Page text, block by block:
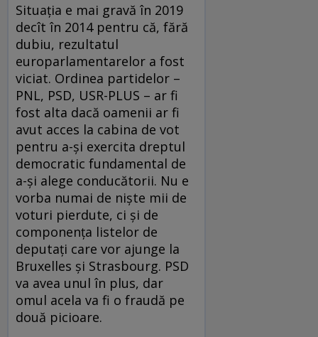
Situația e mai gravă în 2019
decît în 2014 pentru că, fără
dubiu, rezultatul
europarlamentarelor a fost
viciat. Ordinea partidelor –
PNL, PSD, USR-PLUS – ar fi
fost alta dacă oamenii ar fi
avut acces la cabina de vot
pentru a-și exercita dreptul
democratic fundamental de
a-și alege conducătorii. Nu e
vorba numai de niște mii de
voturi pierdute, ci și de
componența listelor de
deputați care vor ajunge la
Bruxelles și Strasbourg. PSD
va avea unul în plus, dar
omul acela va fi o fraudă pe
două picioare.